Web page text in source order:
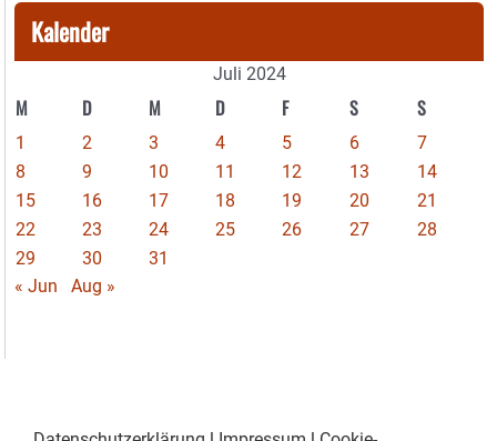
Kalender
Juli 2024
M D M D F S S
1 2 3 4 5 6
7
8
9 10 11 12 13
14
15
16 17 18 19 20
21
22
23 24 25 26 27
28
29
30
31
« Jun
Aug »